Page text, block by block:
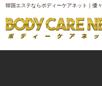
韓国エステならボディーケアネット｜優々